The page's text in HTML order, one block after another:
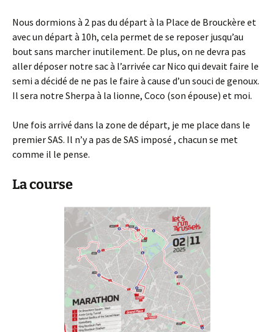
Nous dormions à 2 pas du départ à la Place de Brouckère et
avec un départ à 10h, cela permet de se reposer jusqu’au
bout sans marcher inutilement. De plus, on ne devra pas
aller déposer notre sac à l’arrivée car Nico qui devait faire le
semi a décidé de ne pas le faire à cause d’un souci de genoux.
Il sera notre Sherpa à la lionne, Coco (son épouse) et moi.
Une fois arrivé dans la zone de départ, je me place dans le
premier SAS. Il n’y a pas de SAS imposé , chacun se met
comme il le pense.
La course